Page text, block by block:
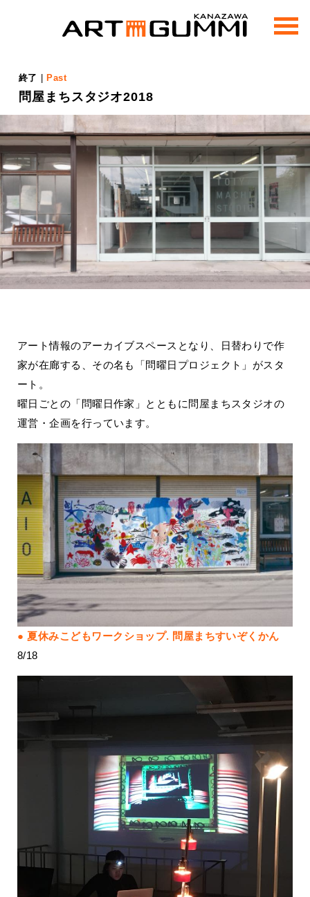
m
e
終了 Past
問屋まちスタジオ2018
アート情報のアーカイブスペースとなり、日替わりで作
家が在廊する、その名も「問曜日プロジェクト」がスタ
ート。
曜日ごとの「問曜日作家」とともに問屋まちスタジオの
運営・企画を行っています。
夏休みこどもワークショップ. 問屋まちすいぞくかん
8/18